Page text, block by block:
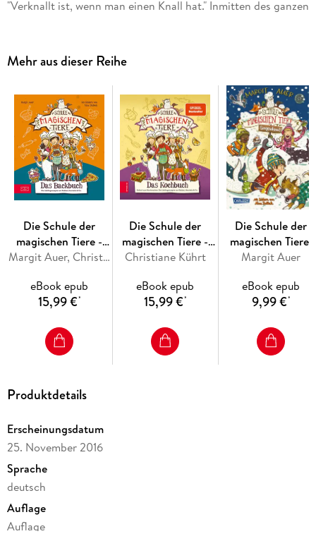
"Verknallt ist, wenn man einen Knall hat." Inmitten des ganzen
DIE SCHULE DER MAGISCHEN TIERE: Diese Schule birgt ein
Geheimnis: Wer Glück hat, findet hier den besten Freund, den
es auf der Welt gibt. Ein magisches Tier. Ein Tier, das
sprechen kann. Wenn es zu dir gehört . . . ***
Viele Bilder, viele kurze Kapitel, viel Lesespaß! Endlich da: Der
achte Band der beliebten Bestseller-Reihe! Schon jetzt ein
Kinderbuchklassiker
Mehr aus dieser Reihe
Die Schule der
magischen Tiere -
Das Backbuch
Margit Auer, Christiane Kührt
eBook epub
15,99 €*
Die Schule der
magischen Tiere -
Das Kochbuch
Christiane Kührt
eBook epub
15,99 €*
Die Schule der
magischen Tiere:
Eingeschneit! Ein
Margit Auer
eBook epub
9,99 €*
Produktdetails
Erscheinungsdatum
25. November 2016
Sprache
deutsch
Auflage
Auflage